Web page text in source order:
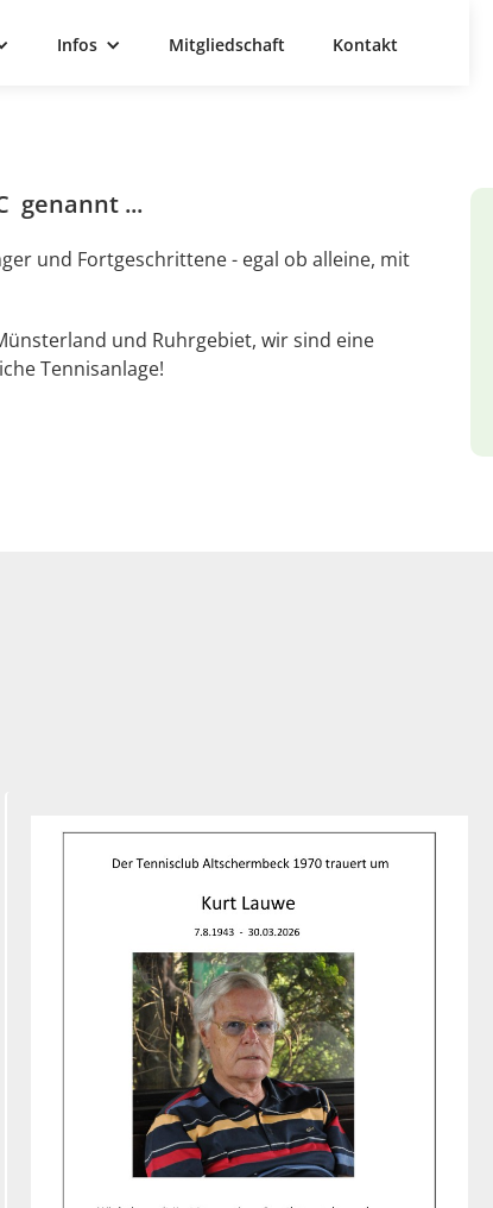
Infos Mitgliedschaft Kontakt
genannt ...
und Fortgeschrittene - egal ob alleine, mit
und Ruhrgebiet, wir sind eine
Tennisanlage!